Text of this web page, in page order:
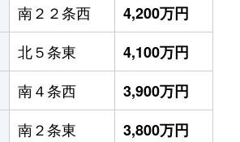
南２２条西
4,200万円
北５条東
4,100万円
南４条西
3,900万円
南２条東 3,800万円